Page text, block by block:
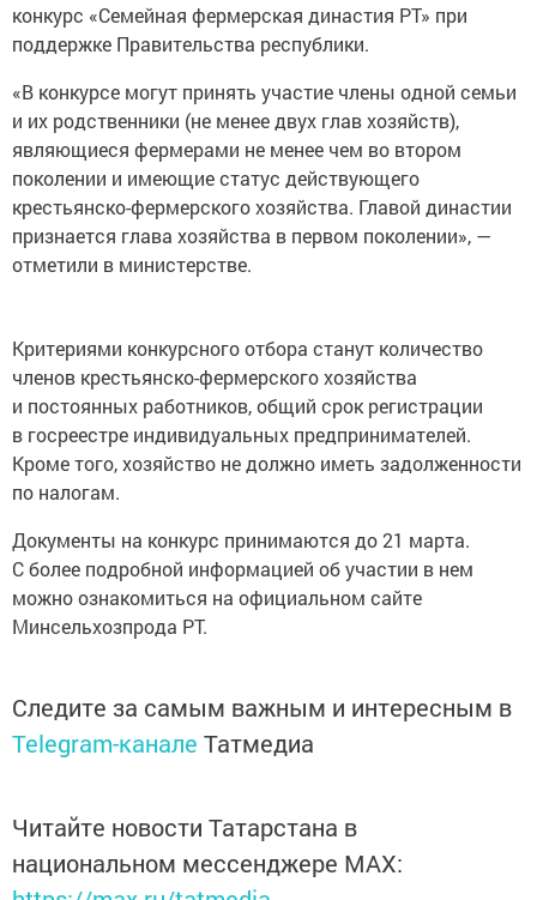
конкурс «Семейная фермерская династия РТ» при
поддержке Правительства республики.
«В конкурсе могут принять участие члены одной семьи
и их родственники (не менее двух глав хозяйств),
являющиеся фермерами не менее чем во втором
поколении и имеющие статус действующего
крестьянско-фермерского хозяйства. Главой династии
признается глава хозяйства в первом поколении», —
отметили в министерстве.
Критериями конкурсного отбора станут количество
членов крестьянско-фермерского хозяйства
и постоянных работников, общий срок регистрации
в госреестре индивидуальных предпринимателей.
Кроме того, хозяйство не должно иметь задолженности
по налогам.
Документы на конкурс принимаются до 21 марта.
С более подробной информацией об участии в нем
можно ознакомиться на официальном сайте
Минсельхозпрода РТ.
Следите за самым важным и интересным в
Telegram-канале Татмедиа
Читайте новости Татарстана в
национальном мессенджере MАХ: